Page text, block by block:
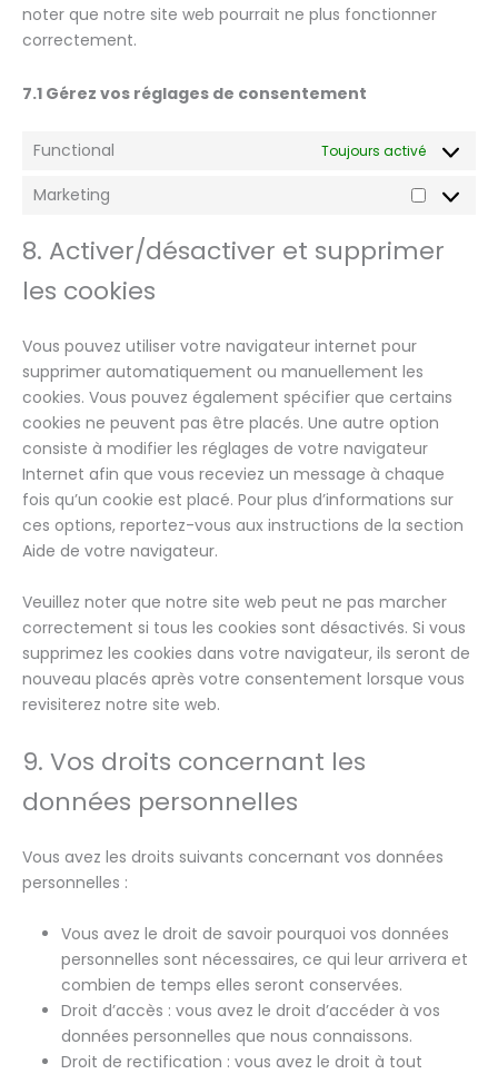
noter que notre site web pourrait ne plus fonctionner
correctement.
7.1 Gérez vos réglages de consentement
Functional Toujours activé
Marketing
8. Activer/désactiver et supprimer
les cookies
Vous pouvez utiliser votre navigateur internet pour
supprimer automatiquement ou manuellement les
cookies. Vous pouvez également spécifier que certains
cookies ne peuvent pas être placés. Une autre option
consiste à modifier les réglages de votre navigateur
Internet afin que vous receviez un message à chaque
fois qu’un cookie est placé. Pour plus d’informations sur
ces options, reportez-vous aux instructions de la section
Aide de votre navigateur.
Veuillez noter que notre site web peut ne pas marcher
correctement si tous les cookies sont désactivés. Si vous
supprimez les cookies dans votre navigateur, ils seront de
nouveau placés après votre consentement lorsque vous
revisiterez notre site web.
9. Vos droits concernant les
données personnelles
Vous avez les droits suivants concernant vos données
personnelles :
Vous avez le droit de savoir pourquoi vos données
personnelles sont nécessaires, ce qui leur arrivera et
combien de temps elles seront conservées.
Droit d’accès : vous avez le droit d’accéder à vos
données personnelles que nous connaissons.
Droit de rectification : vous avez le droit à tout